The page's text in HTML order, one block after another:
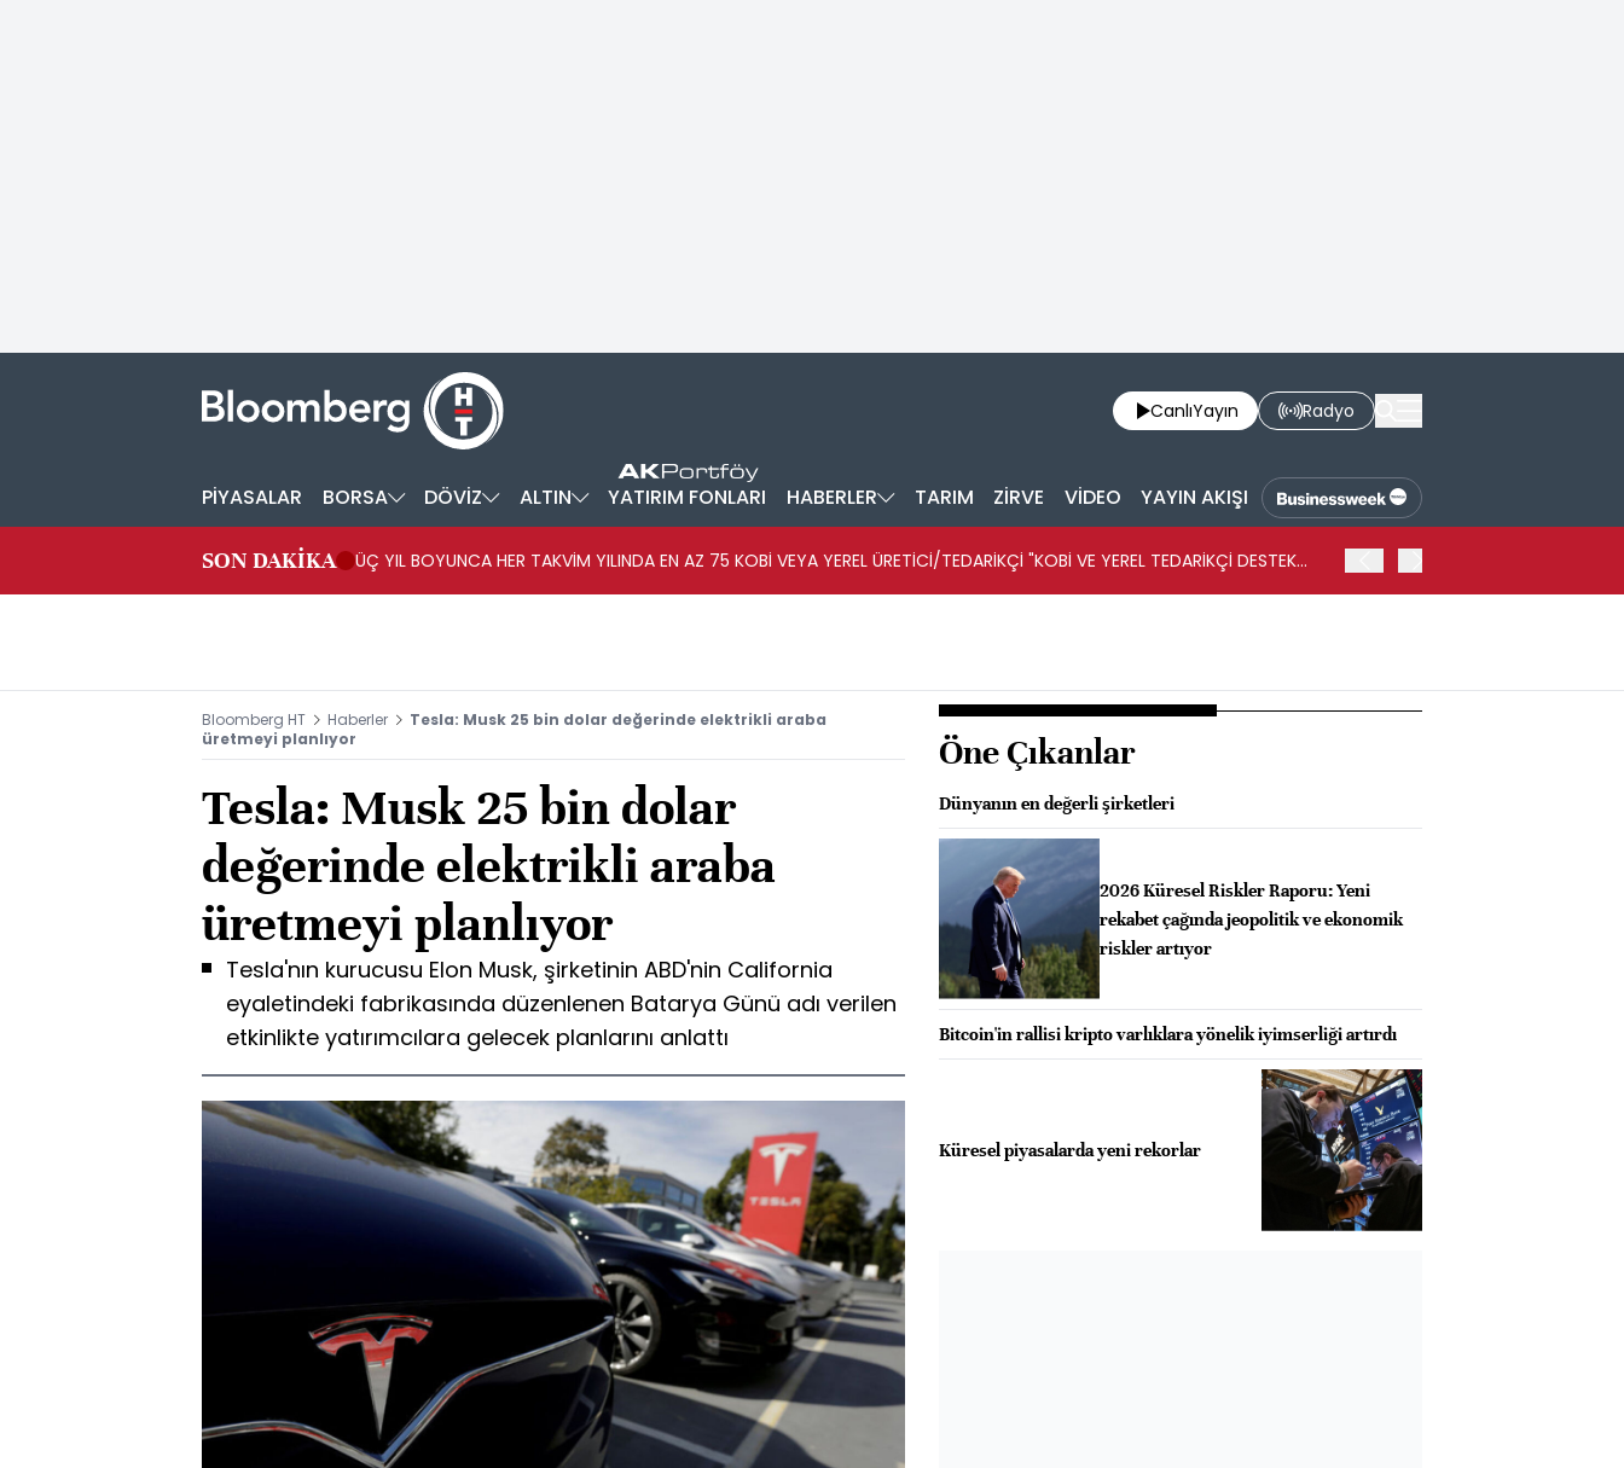
CanlıYayın Radyo
PİYASALAR BORSA DÖVİZ ALTIN YATIRIM FONLARI HABERLER TARIM ZİRVE VİDEO YAYIN AKIŞI
SON DAKİKA
ÜÇ YIL BOYUNCA HER TAKVİM YILINDA EN AZ 75 KOBİ VEYA YEREL ÜRETİCİ/TEDARİKÇİ "KOBİ VE YEREL TEDARİKÇİ DESTEK
Bloomberg HT Haberler
Tesla: Musk 25 bin dolar değerinde elektrikli araba
üretmeyi planlıyor
Tesla: Musk 25 bin dolar
değerinde elektrikli araba
üretmeyi planlıyor
Tesla'nın kurucusu Elon Musk, şirketinin ABD'nin California
eyaletindeki fabrikasında düzenlenen Batarya Günü adı verilen
etkinlikte yatırımcılara gelecek planlarını anlattı
Öne Çıkanlar
Dünyanın en değerli şirketleri
2026 Küresel Riskler Raporu: Yeni
rekabet çağında jeopolitik ve ekonomik
riskler artıyor
Bitcoin'in rallisi kripto varlıklara yönelik iyimserliği artırdı
Küresel piyasalarda yeni rekorlar